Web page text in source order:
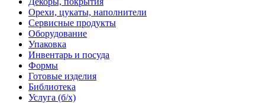
Орехи, цукаты, наполнители
Сервисные продукты
Оборудование
Упаковка
Инвентарь и посуда
Формы
Готовые изделия
Библиотека
Услуга (б/х)